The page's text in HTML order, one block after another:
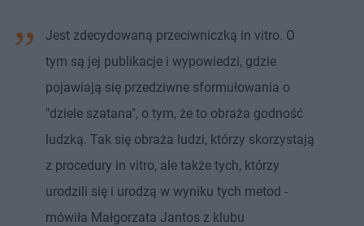
Jest zdecydowaną przeciwniczką in vitro. O
tym są jej publikacje i wypowiedzi, gdzie
pojawiają się przedziwne sformułowania o
"dziele szatana", o tym, że to obraża godność
ludzką. Tak się obraża ludzi, którzy skorzystają
z procedury in vitro, ale także tych, którzy
urodzili się i urodzą w wyniku tych metod -
mówiła Małgorzata Jantos z klubu